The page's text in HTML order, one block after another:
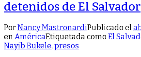
detenidos de El Salvador
PorNancy MastronardiPublicado el
enAméricaEtiquetada como El
Nayib Bukele, presos